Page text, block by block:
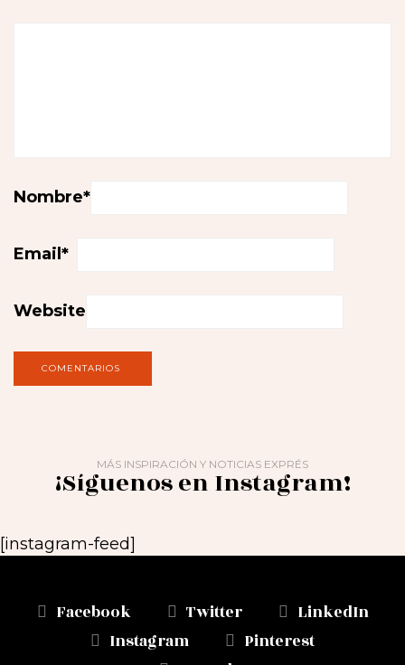
Nombre*
Email *
Website
MÁS INSPIRACIÓN Y NOTICIAS EXPRÉS
¡Síguenos en Instagram!
[instagram-feed]
Facebook Twitter
LinkedIn
Instagram
Pinterest